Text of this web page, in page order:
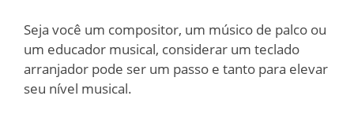
Seja você um compositor, um músico de palco ou
um educador musical, considerar um teclado
arranjador pode ser um passo e tanto para elevar
seu nível musical.